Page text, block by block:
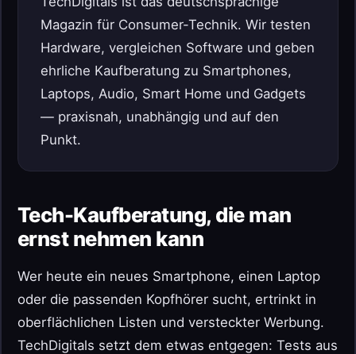
Magazin für Consumer-Technik. Wir testen
Hardware, vergleichen Software und geben
ehrliche Kaufberatung zu Smartphones,
Laptops, Audio, Smart Home und Gadgets
— praxisnah, unabhängig und auf den
Punkt.
Tech-Kaufberatung, die man
ernst nehmen kann
Wer heute ein neues Smartphone, einen Laptop
oder die passenden Kopfhörer sucht, ertrinkt in
oberflächlichen Listen und versteckter Werbung.
TechDigitals setzt dem etwas entgegen: Tests aus